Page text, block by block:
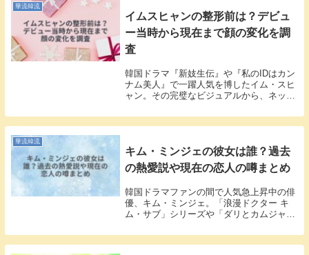
華流韓流
イムスヒャンの整形前は？デビュ
ー当時から現在まで顔の変化を調
査
韓国ドラマ『新妓生伝』や『私のIDはカン
ナム美人』で一躍人気を博したイム・スヒ
ャン。その完璧なビジュアルから、ネット
が絶えません。私も彼女の美しさには目を
奪われる一人ですが、デビュー当時と現在
華流韓流
キム・ミンジェの彼女は誰？過去
の熱愛説や現在の恋人の噂まとめ
韓国ドラマファンの間で人気急上昇中の俳
優、キム・ミンジェ。「浪漫ドクター キ
ム・サブ」シリーズや「ダリとカムジャタ
のファンを虜にしています。私も彼のドラ
マを見るたびに、あの親しみやすい笑顔と